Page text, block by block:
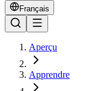
Français
Aperçu
Apprendre